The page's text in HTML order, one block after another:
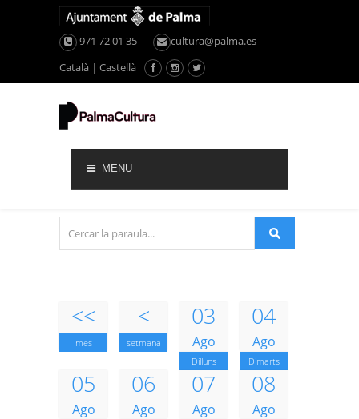
971 72 01 35
cultura@palma.es
Català | Castellà
MENU
<<
mes
<
setmana
03
Ago
Dilluns
04
Ago
Dimarts
05
Ago
06
Ago
07
Ago
08
Ago